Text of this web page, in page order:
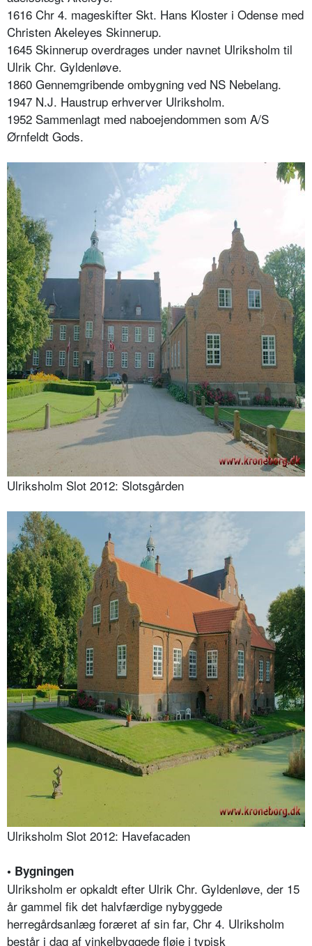
1616 Chr 4. mageskifter Skt. Hans Kloster i Odense med
Christen Akeleyes Skinnerup.
1645 Skinnerup overdrages under navnet Ulriksholm til
Ulrik Chr. Gyldenløve.
1860 Gennemgribende ombygning ved NS Nebelang.
1947 N.J. Haustrup erhverver Ulriksholm.
1952 Sammenlagt med naboejendommen som A/S
Ørnfeldt Gods.
Ulriksholm Slot 2012: Slotsgården
Ulriksholm Slot 2012: Havefacaden
• Bygningen
Ulriksholm er opkaldt efter Ulrik Chr. Gyldenløve, der 15
år gammel fik det halvfærdige nybyggede
herregårdsanlæg foræret af sin far, Chr 4. Ulriksholm
består i dag af vinkelbyggede fløje i typisk